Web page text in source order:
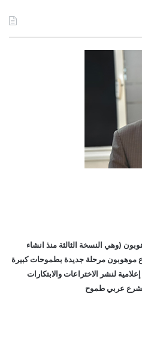
(وهي النسخة الثالثة منذ انشاء
يدخل مشروع موهوبون مرحلة جديدة بطموحات كبيرة
لنشر الاختراعات والابتكارات
لمشرع عربي طموح